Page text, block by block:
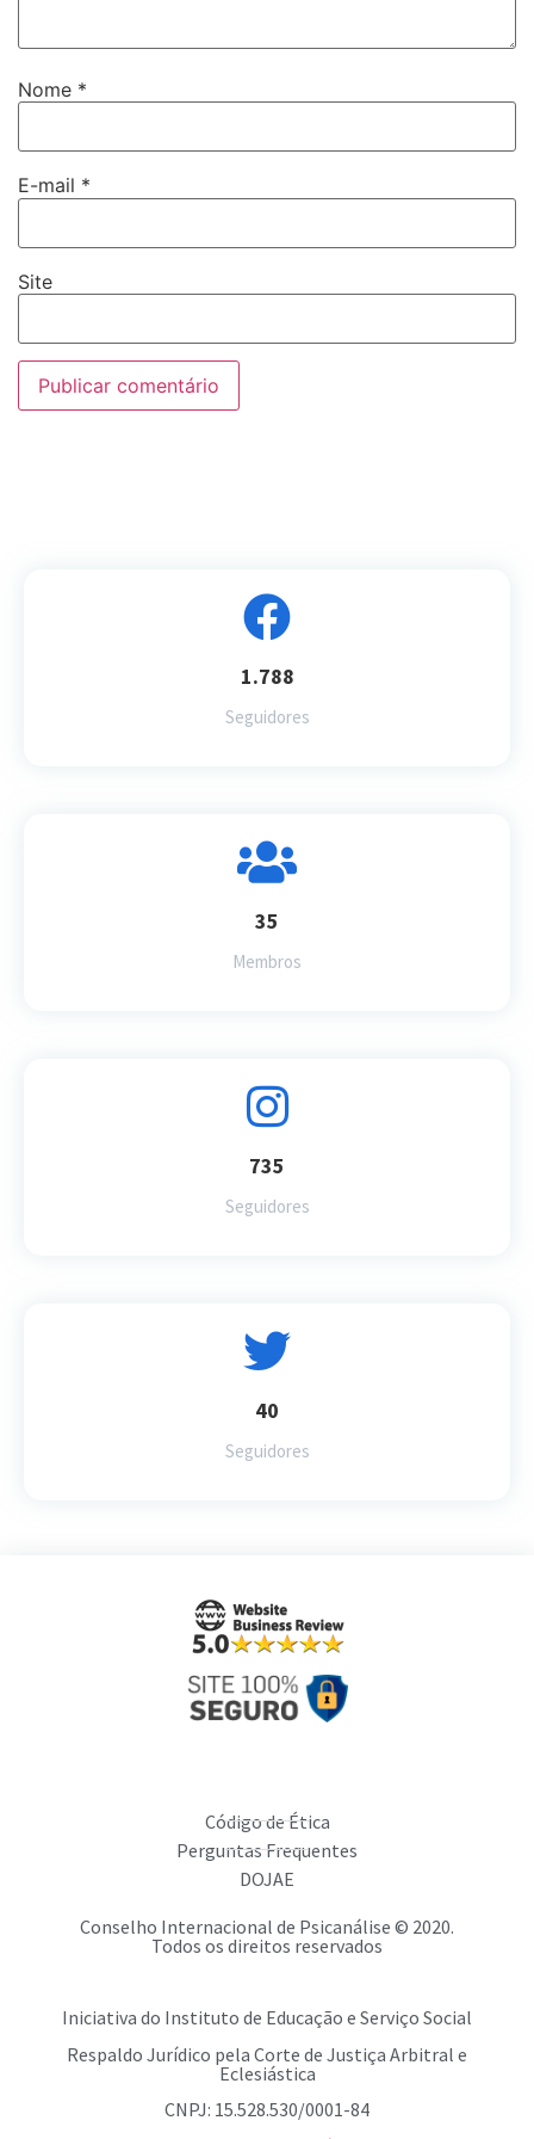
Nome *
E-mail *
Site
1.788
Seguidores
35
Membros
735
Seguidores
40
Seguidores
Código de Ética
Perguntas Frequentes
DOJAE
Conselho Internacional de Psicanálise © 2020.
Todos os direitos reservados
Iniciativa do Instituto de Educação e Serviço Social
Respaldo Jurídico pela Corte de Justiça Arbitral e
Eclesiástica
CNPJ: 15.528.530/0001-84